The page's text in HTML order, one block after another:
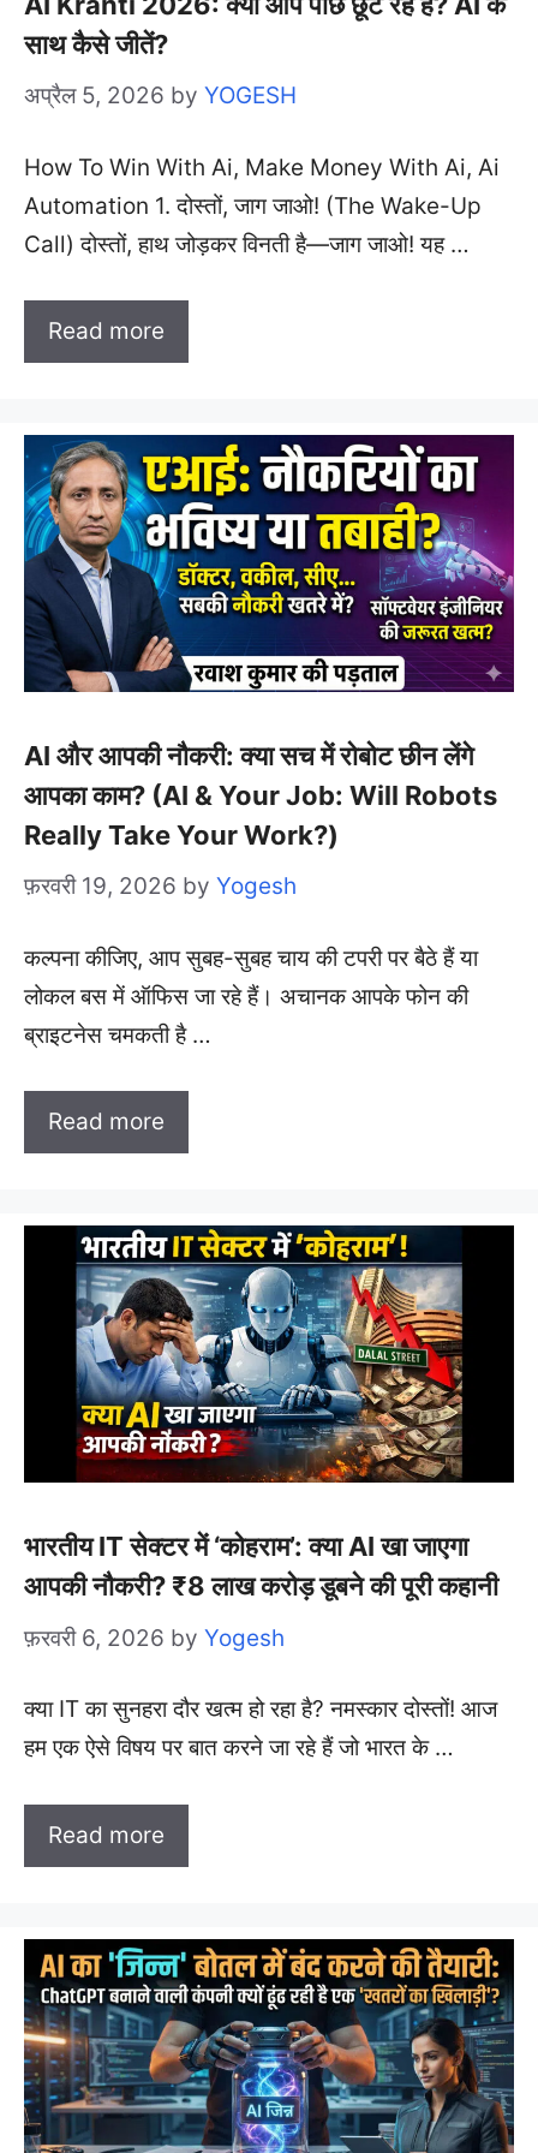
साथ कैसे जीतें?
अप्रैल 5, 2026 by YOGESH
How To Win With Ai, Make Money With Ai, Ai
Automation 1. दोस्तों, जाग जाओ! (The Wake-Up
Call) दोस्तों, हाथ जोड़कर विनती है—जाग जाओ! यह …
Read more
AI और आपकी नौकरी: क्या सच में रोबोट छीन लेंगे
आपका काम? (AI & Your Job: Will Robots
Really Take Your Work?)
फ़रवरी 19, 2026 by Yogesh
कल्पना कीजिए, आप सुबह-सुबह चाय की टपरी पर बैठे हैं या
लोकल बस में ऑफिस जा रहे हैं। अचानक आपके फोन की
ब्राइटनेस चमकती है …
Read more
भारतीय IT सेक्टर में ‘कोहराम’: क्या AI खा जाएगा
आपकी नौकरी? ₹8 लाख करोड़ डूबने की पूरी कहानी
फ़रवरी 6, 2026 by Yogesh
क्या IT का सुनहरा दौर खत्म हो रहा है? नमस्कार दोस्तों! आज
हम एक ऐसे विषय पर बात करने जा रहे हैं जो भारत के …
Read more